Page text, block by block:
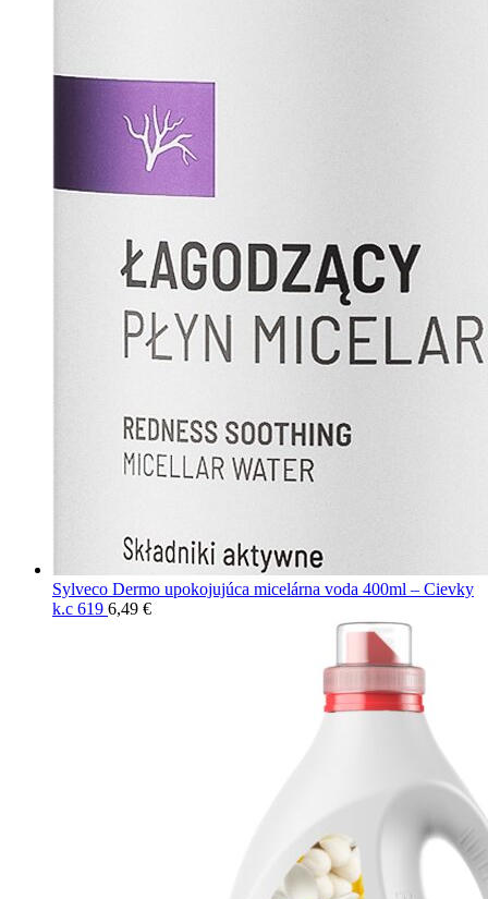
Sylveco Dermo upokojujúca micelárna voda 400ml – Cievky
k.c 619 6,49 €